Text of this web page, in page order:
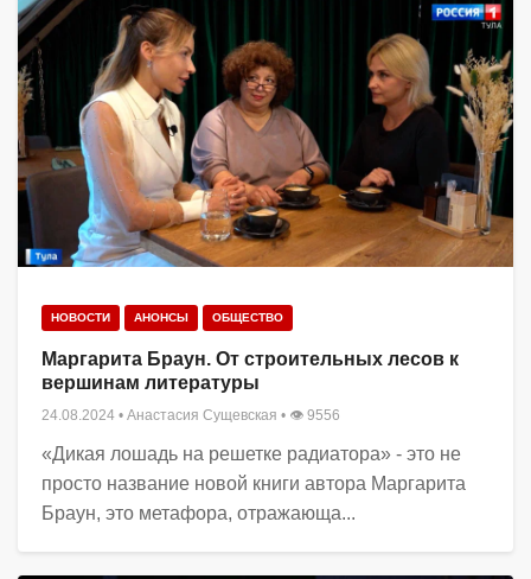
НОВОСТИ АНОНСЫ ОБЩЕСТВО
Маргарита Браун. От строительных лесов к
вершинам литературы
24.08.2024 • Анастасия Сущевская • 👁 9556
«Дикая лошадь на решетке радиатора» - это не
просто название новой книги автора Маргарита
Браун, это метафора, отражающа...